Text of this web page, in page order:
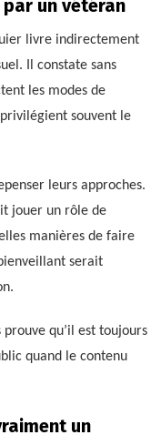
un vétéran
livre indirectement
Il constate sans
les modes de
souvent le
leurs approches.
jouer un rôle de
manières de faire
serait
prouve qu’il est toujours
quand le contenu
un